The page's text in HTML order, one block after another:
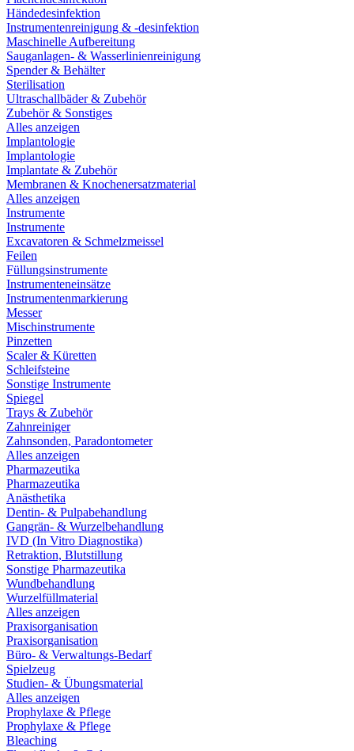
Händedesinfektion
Instrumentenreinigung & -desinfektion
Maschinelle Aufbereitung
Sauganlagen- & Wasserlinienreinigung
Spender & Behälter
Sterilisation
Ultraschallbäder & Zubehör
Zubehör & Sonstiges
Alles anzeigen
Implantologie
Implantologie
Implantate & Zubehör
Membranen & Knochenersatzmaterial
Alles anzeigen
Instrumente
Instrumente
Excavatoren & Schmelzmeissel
Feilen
Füllungsinstrumente
Instrumenteneinsätze
Instrumentenmarkierung
Messer
Mischinstrumente
Pinzetten
Scaler & Küretten
Schleifsteine
Sonstige Instrumente
Spiegel
Trays & Zubehör
Zahnreiniger
Zahnsonden, Paradontometer
Alles anzeigen
Pharmazeutika
Pharmazeutika
Anästhetika
Dentin- & Pulpabehandlung
Gangrän- & Wurzelbehandlung
IVD (In Vitro Diagnostika)
Retraktion, Blutstillung
Sonstige Pharmazeutika
Wundbehandlung
Wurzelfüllmaterial
Alles anzeigen
Praxisorganisation
Praxisorganisation
Büro- & Verwaltungs-Bedarf
Spielzeug
Studien- & Übungsmaterial
Alles anzeigen
Prophylaxe & Pflege
Prophylaxe & Pflege
Bleaching